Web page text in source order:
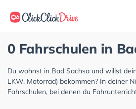
0 Fahrschulen in
Du wohnst in Bad Sachsa und willst
LKW, Motorrad) bekommen? In deiner
Fahrschulen, bei denen du